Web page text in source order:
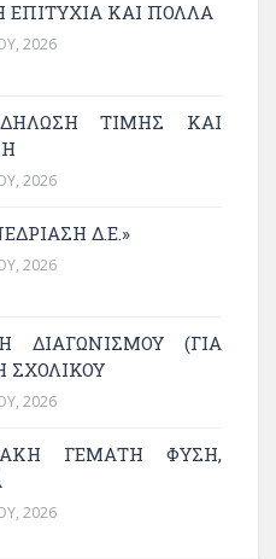
ΚΑΙ ΠΟΛΛΆ
2026
ΤΙΜΉΣ ΚΑΙ
2026
Δ.Ε.»
2026
ΔΙΑΓΩΝΙΣΜΟΥ (ΓΙΑ
ΣΧΟΛΙΚΟΎ
2026
ΓΕΜΆΤΗ ΦΎΣΗ,
2026